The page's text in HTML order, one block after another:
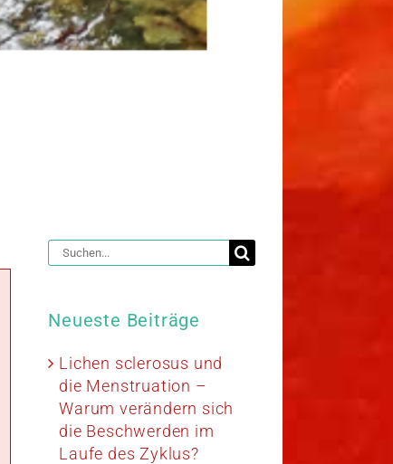
Suche
Neueste Beiträge
Lichen sclerosus und
die Menstruation –
Warum verändern sich
die Beschwerden im
Laufe des Zyklus?